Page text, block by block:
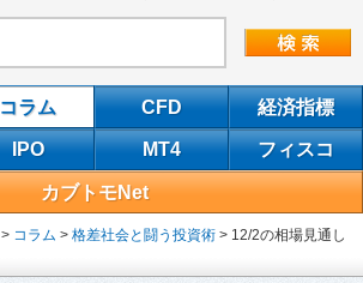
コラム CFD 経済指標
IPO MT4 フィスコ
カブトモNet
> コラム > 格差社会と闘う投資術 > 12/2の相場見通し